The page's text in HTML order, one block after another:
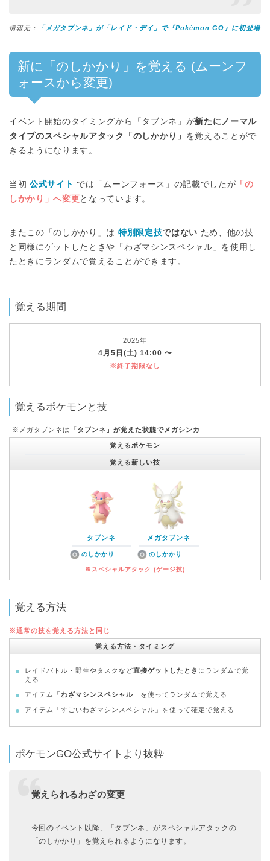
情報元： 「メガタブンネ」が「レイド・デイ」で『Pokémon GO』に初登場
新に「のしかかり」を覚える (ムーンフ
ォースから変更)
イベント開始のタイミングから「タブンネ」が新たにノーマル
タイプのスペシャルアタック「のしかかり」 を覚えることがで
きるようになります。
当初公式サイト では「ムーンフォース」の記載でしたが 「の
しかかり」へ変更 となっています。
またこの「のしかかり」は 特別限定技ではない ため、他の技
と同様にゲットしたときや「わざマシンスペシャル」を使用し
たときにランダムで覚えることができます。
覚える期間
2025年
4月5日(土) 14:00 〜
※終了期限なし
覚えるポケモンと技
※メガタブンネは 「タブンネ」が覚えた状態でメガシンカ
覚えるポケモン
覚える新しい技
タブンネ
のしかかり
メガタブンネ
のしかかり
※スペシャルアタック (ゲージ技)
覚える方法
※通常の技を覚える方法と同じ
覚える方法・タイミング
レイドバトル・野生やタスクなど直接ゲットしたとき にランダムで覚
える
アイテム 「わざマシンスペシャル」 を使ってランダムで覚える
アイテム「すごいわざマシンスペシャル」を使って確定で覚える
ポケモンGO公式サイトより抜粋
覚えられるわざの変更
今回のイベント以降、「タブンネ」がスペシャルアタックの
「のしかかり」を覚えられるようになります。